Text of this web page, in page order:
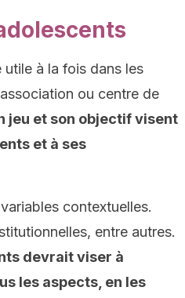
utile à la fois dans les
ou centre de
jeu et son objectif visent
et à ses
contextuelles.
entre autres.
devrait viser à
les aspects, en les